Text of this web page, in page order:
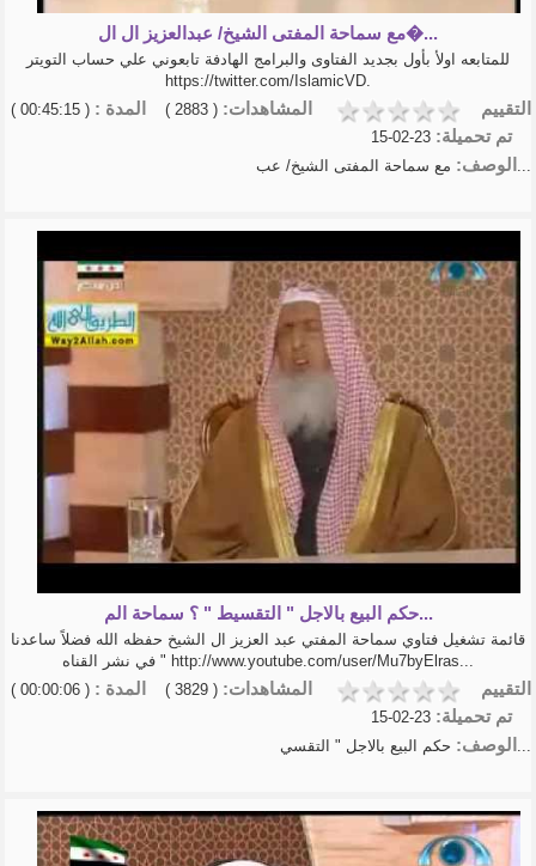
مع سماحة المفتى الشيخ/ عبدالعزيز ال ال�...
للمتابعه اولأ بأول بجديد الفتاوى والبرامج الهادفة تابعوني علي حساب التويتر
https://twitter.com/IslamicVD.
التقييم المشاهدات: ( 2883 ) المدة : ( 00:45:15 )
تم تحميلة: 23-02-15
الوصف: مع سماحة المفتى الشيخ/ عب...
حكم البيع بالاجل " التقسيط " ؟ سماحة الم...
قائمة تشغيل فتاوي سماحة المفتي عبد العزيز ال الشيخ حفظه الله فضلاً ساعدنا
في نشر القناه " http://www.youtube.com/user/Mu7byElras...
التقييم المشاهدات: ( 3829 ) المدة : ( 00:00:06 )
تم تحميلة: 23-02-15
الوصف: حكم البيع بالاجل " التقسي...